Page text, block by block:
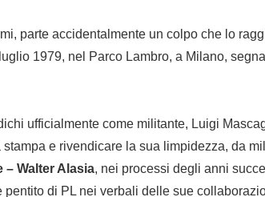
parte accidentalmente un colpo che lo
1979, nel Parco Lambro, a Milano,
ufficialmente come militante, Luigi
e rivendicare la sua limpidezza, da
– Walter Alasia, nei processi degli anni
pentito di PL nei verbali delle sue